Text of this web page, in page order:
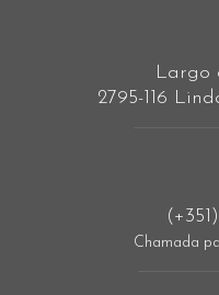
Largo
2795-116
Chamada